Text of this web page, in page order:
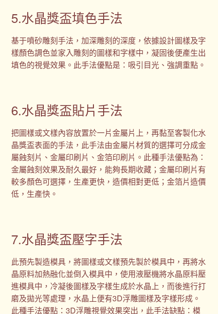
5.水晶獎盃填色手法
基于噴砂雕刻手法，加深雕刻的深度，依據設計圖樣及字
樣顏色調色並家入雕刻的圖樣和字樣中，凝固後便產生出
填色的視覺效果。此手法優點是：吸引目光、強調重點。
6.水晶獎盃貼片手法
把圖樣或文樣內容放置於一片金屬片上，再黏至客製化水
晶獎盃表面的手法，此手法由金屬片材質的選擇可分成金
屬蝕刻片、金屬印刷片、金箔印刷片。此種手法優點為：
金屬蝕刻效果及耐久最好，能夠長期收藏；金屬印刷片有
較多顏色可選擇，生產更快，造價相對更低；金箔片造價
低，生產快。
7.水晶獎盃壓字手法
此預先製造模具，將圖樣或文樣預先製於模具中，再將水
晶原料加熱融化並倒入模具中，使用液壓機將水晶原料壓
進模具中，冷凝後圖樣及字樣生成於水晶上，而後進行打
磨及拋光等處理，水晶上便有3D浮雕圖樣及字樣形成。
此種手法優點：3D浮雕視覺效果突出，此手法缺點：模